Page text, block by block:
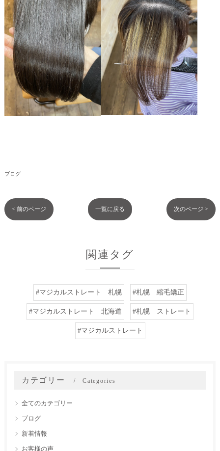
ブログ
< 前のページ 一覧に戻る 次のページ >
関連タグ
#マジカルストレート 札幌 #札幌 縮毛矯正
#マジカルストレート 北海道 #札幌 ストレート
#マジカルストレート
カテゴリー Categories
全てのカテゴリー
ブログ
新着情報
お客様の声